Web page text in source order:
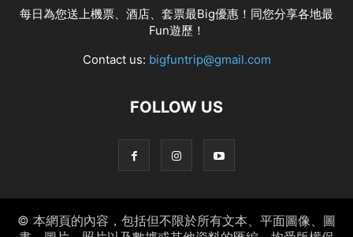
每日為您送上機票、酒店、套票最Big優惠！同您分享各地最
Fun遊歷！
Contact us: bigfuntrip@gmail.com
FOLLOW US
© 本網頁的內容，包括但不限於所有文本、平面圖像、圖